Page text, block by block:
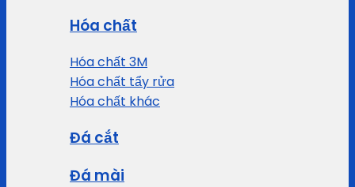
Hóa chất
Hóa chất 3M
Hóa chất tẩy rửa
Hóa chất khác
Đá cắt
Đá mài